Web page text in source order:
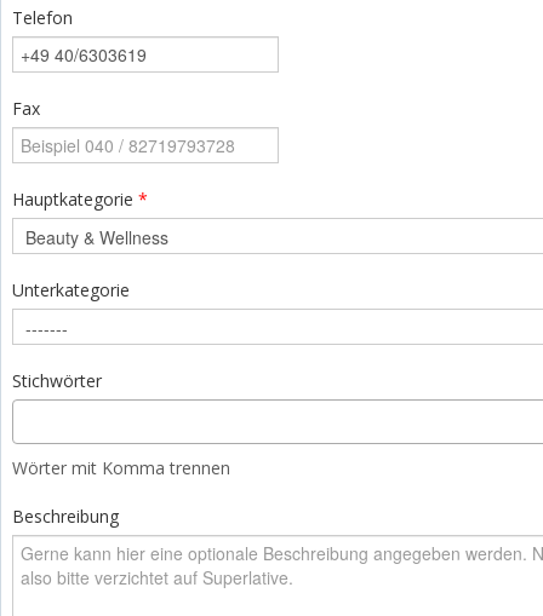
Telefon
Fax
Hauptkategorie *
Unterkategorie
Stichwörter
Wörter mit Komma trennen
Beschreibung